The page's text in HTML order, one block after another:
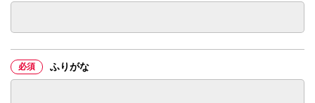
必須 ふりがな